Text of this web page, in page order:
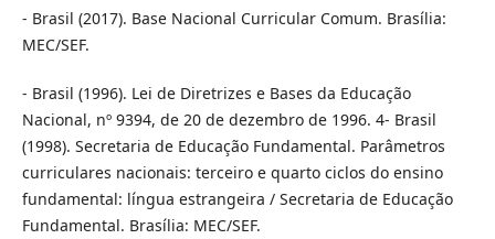
- Brasil (2017). Base Nacional Curricular Comum. Brasília:
MEC/SEF.
- Brasil (1996). Lei de Diretrizes e Bases da Educação
Nacional, nº 9394, de 20 de dezembro de 1996. 4- Brasil
(1998). Secretaria de Educação Fundamental. Parâmetros
curriculares nacionais: terceiro e quarto ciclos do ensino
fundamental: língua estrangeira / Secretaria de Educação
Fundamental. Brasília: MEC/SEF.